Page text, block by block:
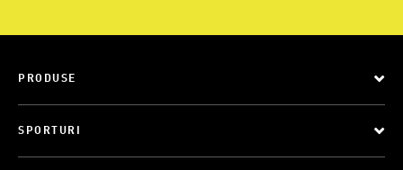
PRODUSE
SPORTURI